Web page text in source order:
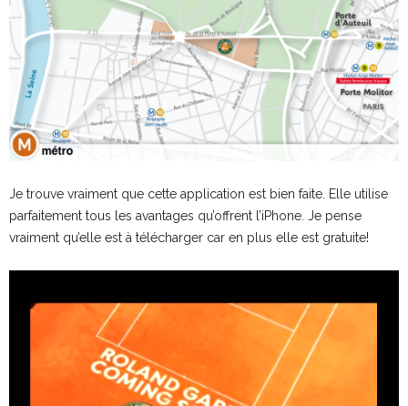
Je trouve vraiment que cette application est bien faite. Elle utilise
parfaitement tous les avantages qu’offrent l’iPhone. Je pense
vraiment qu’elle est à télécharger car en plus elle est gratuite!